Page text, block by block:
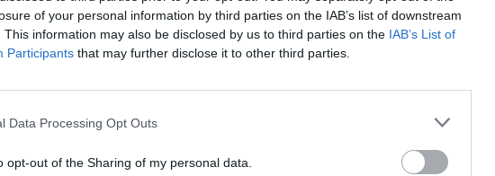
of your personal information by third parties on the IAB’s list of downstream
This information may also be disclosed by us to third parties on the IAB’s List of
Participants that may further disclose it to other third parties.
Data Processing Opt Outs
opt-out of the Sharing of my personal data.
Ήττα